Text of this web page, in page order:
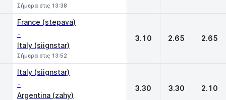
Σήμερα στις 13:38
France (stepava)
-
Italy (siignstar)
Σήμερα στις 13:52
3.10 2.65 2.65
Italy (siignstar)
-
Argentina (zahy)
3.30 3.30 2.10